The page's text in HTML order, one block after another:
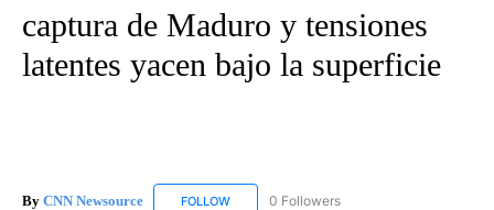
captura de Maduro y tensiones
latentes yacen bajo la superficie
By CNN Newsource FOLLOW FOLLOW "CNN NEWSOURCE" TO RECEIVE
0 Followers